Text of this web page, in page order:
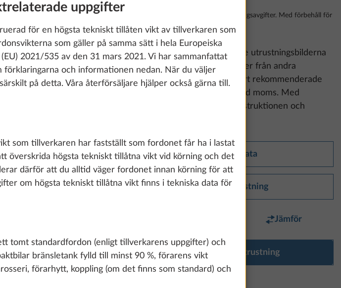
Inklusive 25% moms, frakter, registreringsavgifter. Med förbehåll för
ändringar
Vänligen observera:De visade utrustningsbilderna
kan visa dyn- och möbeldekorer från andra
modellserier och modeller. Vårt rekommenderade
cirkapris är inklusive lagstadgad moms. Med
förbehåll för ändringar av konstruktionen och
Tekniska data
Standardutrustning
Jämför
Konfigurera utrustning
uppgifter
för en högsta tekniskt tillåten vikt av tillverkaren som
som gäller på samma sätt i hela Europeiska
2021/535 av den 31 mars 2021. Vi har sammanfattat
förklaringarna och informationen nedan. När du väljer
på detta. Våra återförsäljare hjälper också gärna till.
som tillverkaren har fastställt som fordonet får ha i lastat
överskrida högsta tekniskt tillåtna vikt vid körning och det
därför att du alltid väger fordonet innan körning för att
om högsta tekniskt tillåtna vikt finns i tekniska data för
tomt standardfordon (enligt tillverkarens uppgifter) och
bränsletank fylld till minst 90 %, förarens vikt
förarhytt, koppling (om det finns som standard) och